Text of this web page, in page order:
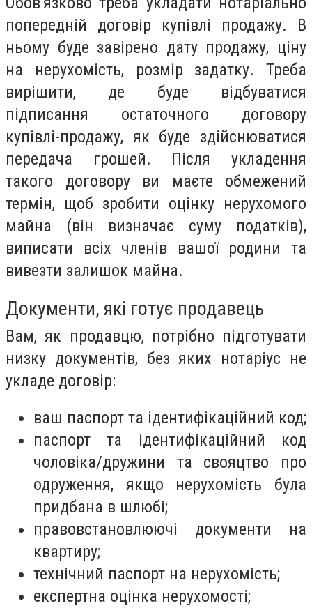
попередній договір купівлі продажу. В
ньому буде завірено дату продажу, ціну
на нерухомість, розмір задатку. Треба
вирішити, де буде відбуватися
підписання остаточного договору
купівлі-продажу, як буде здійснюватися
передача грошей. Після укладення
такого договору ви маєте обмежений
термін, щоб зробити оцінку нерухомого
майна (він визначає суму податків),
виписати всіх членів вашої родини та
вивезти залишок майна.
Документи, які готує продавець
Вам, як продавцю, потрібно підготувати
низку документів, без яких нотаріус не
укладе договір:
ваш паспорт та ідентифікаційний код;
паспорт та ідентифікаційний код
чоловіка/дружини та свояцтво про
одруження, якщо нерухомість була
придбана в шлюбі;
правовстановлюючі документи на
квартиру;
технічний паспорт на нерухомість;
експертна оцінка нерухомості;